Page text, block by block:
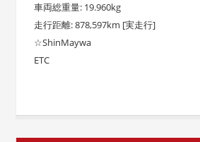
車両総重量: 19.960kg
走行距離: 878,597km [実走行]
☆ShinMaywa
ETC